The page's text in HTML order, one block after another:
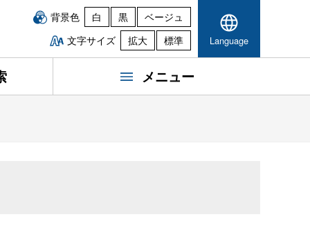
背景色 白 黒
ベージュ
文字サイズ
拡大 標準 Language
メニュー